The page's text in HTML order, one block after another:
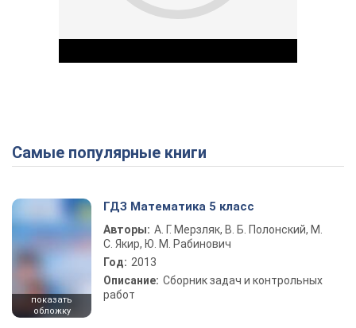
Play Video
Самые популярные книги
показать
обложку
ГДЗ Математика 5 класс
Авторы: А. Г. Мерзляк, В. Б. Полонский, М.
С. Якир, Ю. М. Рабинович
Год: 2013
Описание: Сборник задач и контрольных
работ